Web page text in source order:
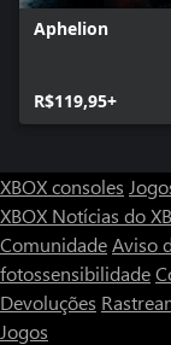
Aphelion
R$119,95+
XBOX consoles
XBOX Notícias do
ComunidadeAviso
fotossensibilidade
Devoluções
Jogos